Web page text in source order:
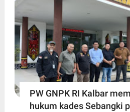
PW GNPK RI Kalbar
hukum kades Sebangki